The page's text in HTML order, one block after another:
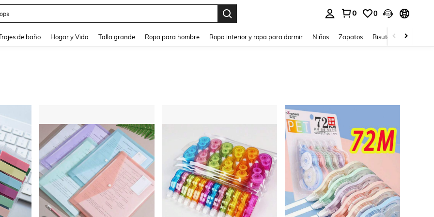
0 0
de baño Hogar y Vida Talla grande Ropa para hombre Ropa interior y ropa para dormir Niños Zapatos Bisutería Y